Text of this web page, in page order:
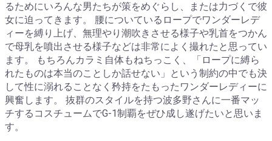
るためにいろんな男たちが策をめぐらし、または力づくで彼
女に迫ってきます。 腰についているロープでワンダーレデ
ィーを縛り上げ、無理やり潮吹きさせる様子や乳首をつかん
で母乳を噴出させる様子などは非常によく撮れたと思ってい
ます。 もちろんカラミ自体もねちっこく、「ロープに縛ら
れたものは本当のことしか話せない」という制約の中でも決
して性に溺れることなく矜持をたもったワンダーレディーに
興奮します。 抜群のスタイルを持つ波多野さんに一番マッ
チするコスチュームでG-1制覇をぜひ成し遂げたいと思いま
す。